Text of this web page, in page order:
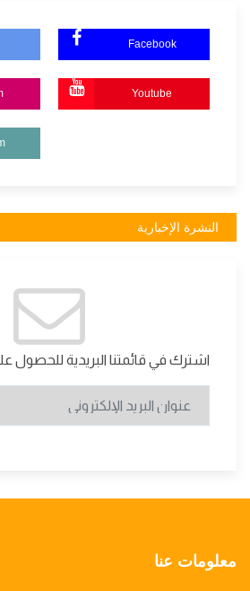
Facebook
Youtube
النشرة الإخبارية
اشترك في قائمتنا البريدية للحصول
معلومات عنا